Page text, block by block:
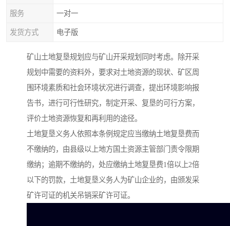
服务 一对一
发货方式 电子版
矿山土地复垦规划应与矿山开采规划同时考虑。除开采
规划中需要的资料外，要求对土地资源的现状、矿区周
围环境素质和社会环境状况进行调查，提出环境影响报
告书，进行可行性研究，制定开采、复垦的可行方案，
评价土地资源恢复和再利用的途径。
土地复垦义务人依照本条例规定应当缴纳土地复垦费而
不缴纳的，由县级以上地方国土资源主管部门责令限期
缴纳；逾期不缴纳的，处应缴纳土地复垦费1倍以上2倍
以下的罚款，土地复垦义务人为矿山企业的，由颁发采
矿许可证的机关吊销采矿许可证。